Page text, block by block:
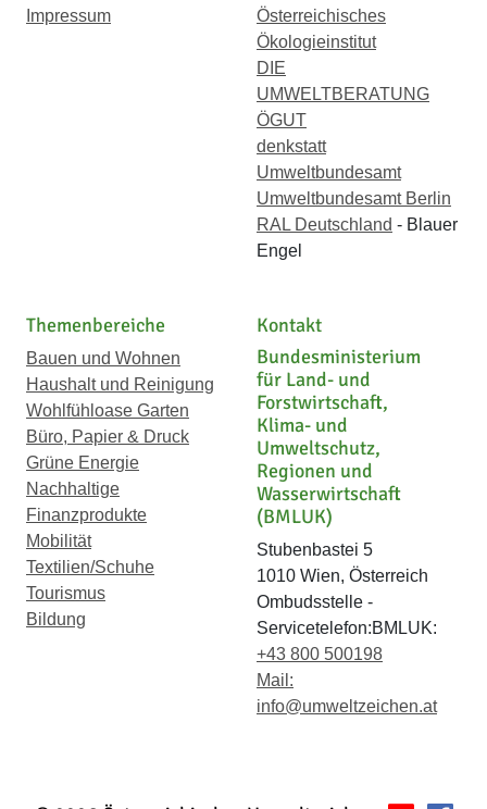
Impressum
Österreichisches
Ökologieinstitut
DIE
UMWELTBERATUNG
ÖGUT
denkstatt
Umweltbundesamt
Umweltbundesamt Berlin
RAL Deutschland - Blauer
Engel
Themenbereiche
Bauen und Wohnen
Haushalt und Reinigung
Wohlfühloase Garten
Büro, Papier & Druck
Grüne Energie
Nachhaltige
Finanzprodukte
Mobilität
Textilien/Schuhe
Tourismus
Bildung
Kontakt
Bundesministerium
für Land- und
Forstwirtschaft,
Klima- und
Umweltschutz,
Regionen und
Wasserwirtschaft
(BMLUK)
Stubenbastei 5
1010 Wien, Österreich
Ombudsstelle -
Servicetelefon:BMLUK:
+43 800 500198
Mail:
info@umweltzeichen.at